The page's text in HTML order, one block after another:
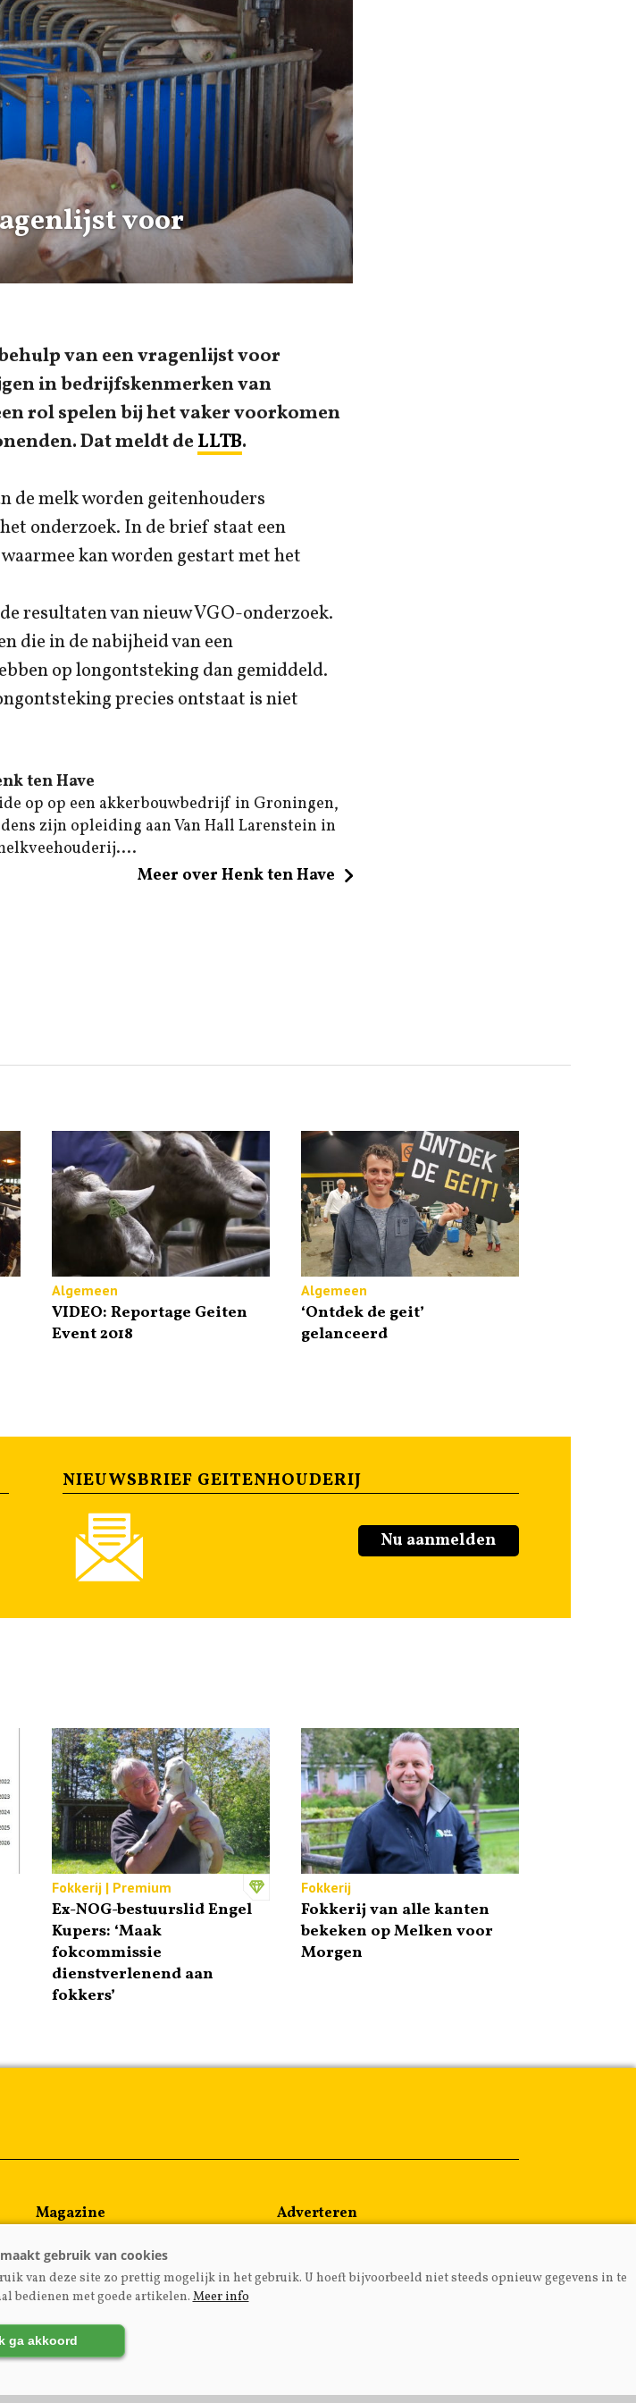
voor
van een vragenlijst voor
in bedrijfskenmerken van
rol spelen bij het vaker voorkomen
Dat meldt de LLTB.
de melk worden geitenhouders
onderzoek. In de brief staat een
kan worden gestart met het
resultaten van nieuw VGO-onderzoek.
die in de nabijheid van een
op longontsteking dan gemiddeld.
precies ontstaat is niet
ten Have
op op een akkerbouwbedrijf in Groningen,
zijn opleiding aan Van Hall Larenstein in
Meer over Henk ten Have
Algemeen
VIDEO: Reportage Geiten
Event 2018
Algemeen
‘Ontdek de geit’
gelanceerd
NIEUWSBRIEF GEITENHOUDERIJ
Nu aanmelden
Fokkerij | Premium
Ex-NOG-bestuurslid Engel
Kupers: ‘Maak
fokcommissie
dienstverlenend aan
fokkers’
Fokkerij
Fokkerij van alle kanten
bekeken op Melken voor
Morgen
Magazine
Adverteren
Over ons
van deze site zo prettig mogelijk in het gebruik. U hoeft bijvoorbeeld niet steeds opnieuw gegevens in te
bedienen met goede artikelen.Meer info
ga akkoord